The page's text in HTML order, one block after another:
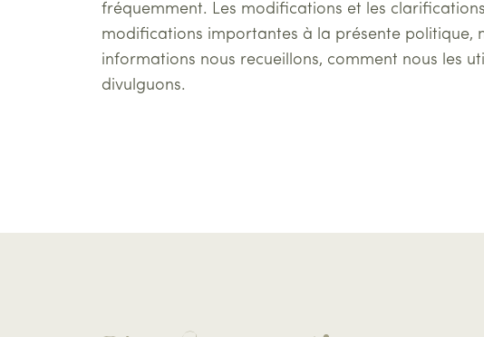
fréquemment. Les modifications et les
modifications importantes à la présente politique,
informations nous recueillons, comment nous les
divulguons.